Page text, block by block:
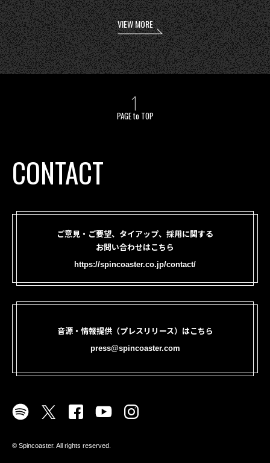
VIEW MORE
PAGE to TOP
CONTACT
ご意見・ご要望、タイアップ、採用に関する
お問い合わせはこちら
https://spincoaster.co.jp/contact/
音源・情報提供（プレスリリース）はこちら
press@spincoaster.com
©︎ Spincoaster. All rights reserved.